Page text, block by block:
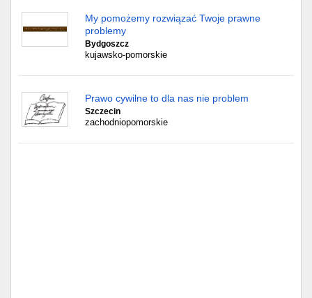
My pomożemy rozwiązać Twoje prawne
problemy
Bydgoszcz
kujawsko-pomorskie
Prawo cywilne to dla nas nie problem
Szczecin
zachodniopomorskie
Olsztyn